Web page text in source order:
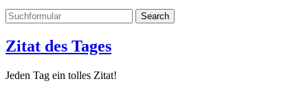
Search
Zitat des Tages
Jeden Tag ein tolles Zitat!